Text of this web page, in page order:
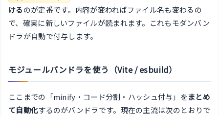
けるのが定番です。内容が変わればファイル名も変わるの
で、確実に新しいファイルが読まれます。これもモダンバン
ドラが自動で付与します。
モジュールバンドラを使う（Vite / esbuild）
ここまでの「minify・コード分割・ハッシュ付与」を まとめ
て自動化するのがバンドラです。現在の主流は次のとおりで